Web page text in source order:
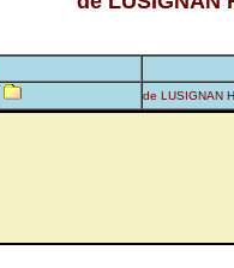
de LUSIGNAN